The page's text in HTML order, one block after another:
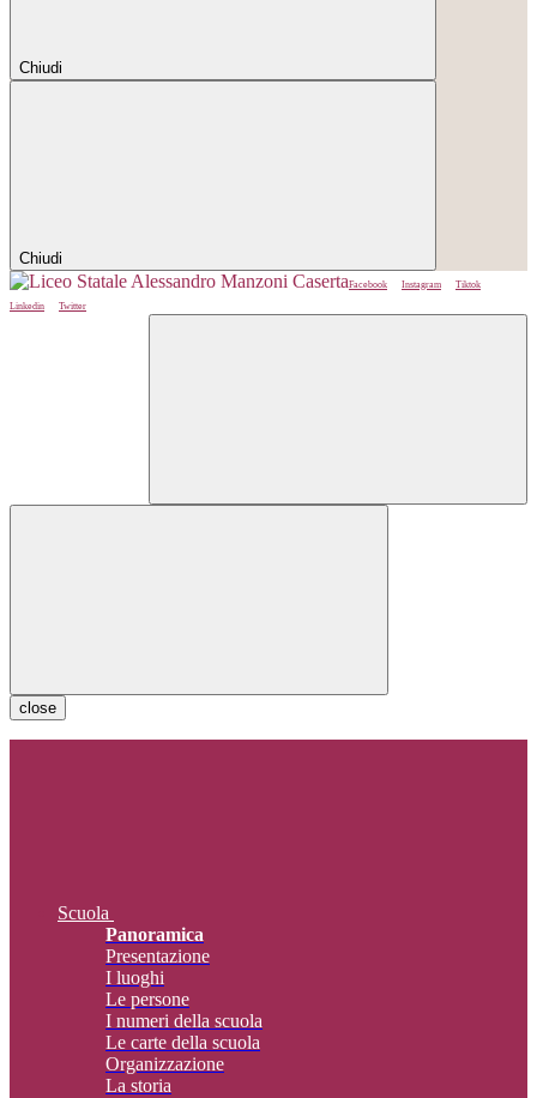
Chiudi
Chiudi
Facebook Instagram
Tiktok
Linkedin
Twitter
close
Scuola
Panoramica
Presentazione
I luoghi
Le persone
I numeri della scuola
Le carte della scuola
Organizzazione
La storia